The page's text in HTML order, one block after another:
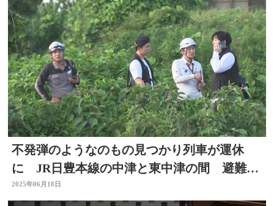
不発弾のようなのもの見つかり列車が運休
に JR日豊本線の中津と東中津の間 避難所
も開設 大分
2025年06月18日